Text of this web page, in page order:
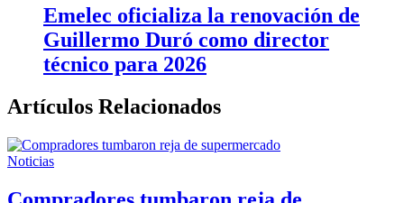
Emelec oficializa la renovación de
Guillermo Duró como director
técnico para 2026
Artículos Relacionados
Noticias